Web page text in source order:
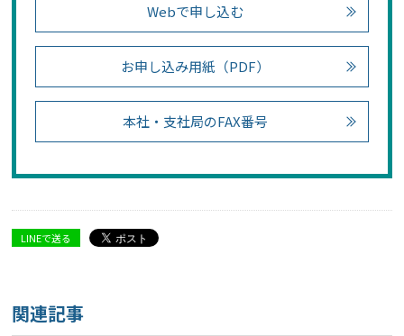
Webで申し込む
お申し込み用紙（PDF）
本社・支社局のFAX番号
LINEで送る
関連記事